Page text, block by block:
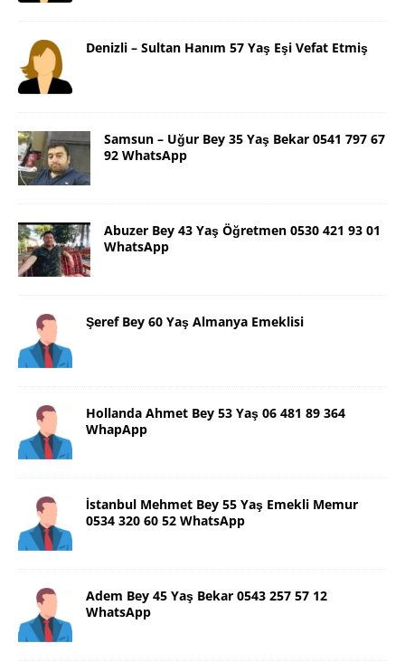
Denizli – Sultan Hanım 57 Yaş Eşi Vefat Etmiş
Samsun – Uğur Bey 35 Yaş Bekar 0541 797 67
92 WhatsApp
Abuzer Bey 43 Yaş Öğretmen 0530 421 93 01
WhatsApp
Şeref Bey 60 Yaş Almanya Emeklisi
Hollanda Ahmet Bey 53 Yaş 06 481 89 364
WhapApp
İstanbul Mehmet Bey 55 Yaş Emekli Memur
0534 320 60 52 WhatsApp
Adem Bey 45 Yaş Bekar 0543 257 57 12
WhatsApp